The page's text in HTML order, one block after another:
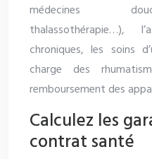
médecines
thalassothérapie…),
chroniques, les soins
charge des
remboursement des
Calculez les
contrat santé